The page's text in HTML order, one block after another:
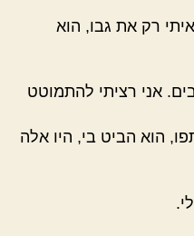
רק את גבו, הוא
אני רציתי להתמוטט
הוא הביט בי, היו אלה